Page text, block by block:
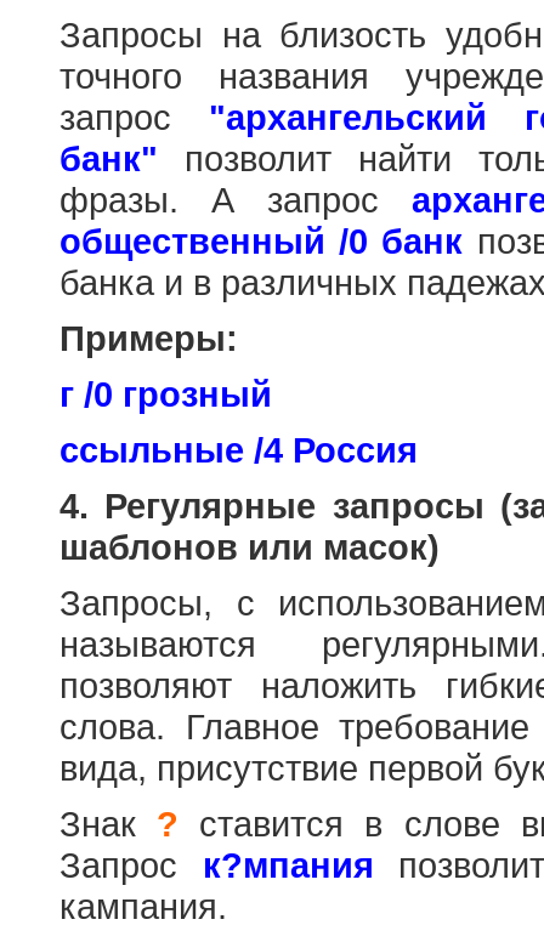
Запросы на близость
точного названия
запрос "архангельский
банк" позволит найти
фразы. А запрос
общественный /0 банк
банка и в различных
Примеры:
г /0 грозный
ссыльные /4 Россия
4. Регулярные запросы
шаблонов или масок)
Запросы, с
называются
позволяют наложить
слова. Главное
вида, присутствие первой
Знак ? ставится в слове
Запрос к?мпания
кампания.